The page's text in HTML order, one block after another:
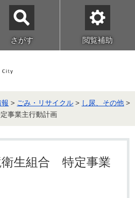
さがす 閲覧補助
報 > ごみ・リサイクル > し尿、その他 >
事業主行動計画
衛生組合 特定事業